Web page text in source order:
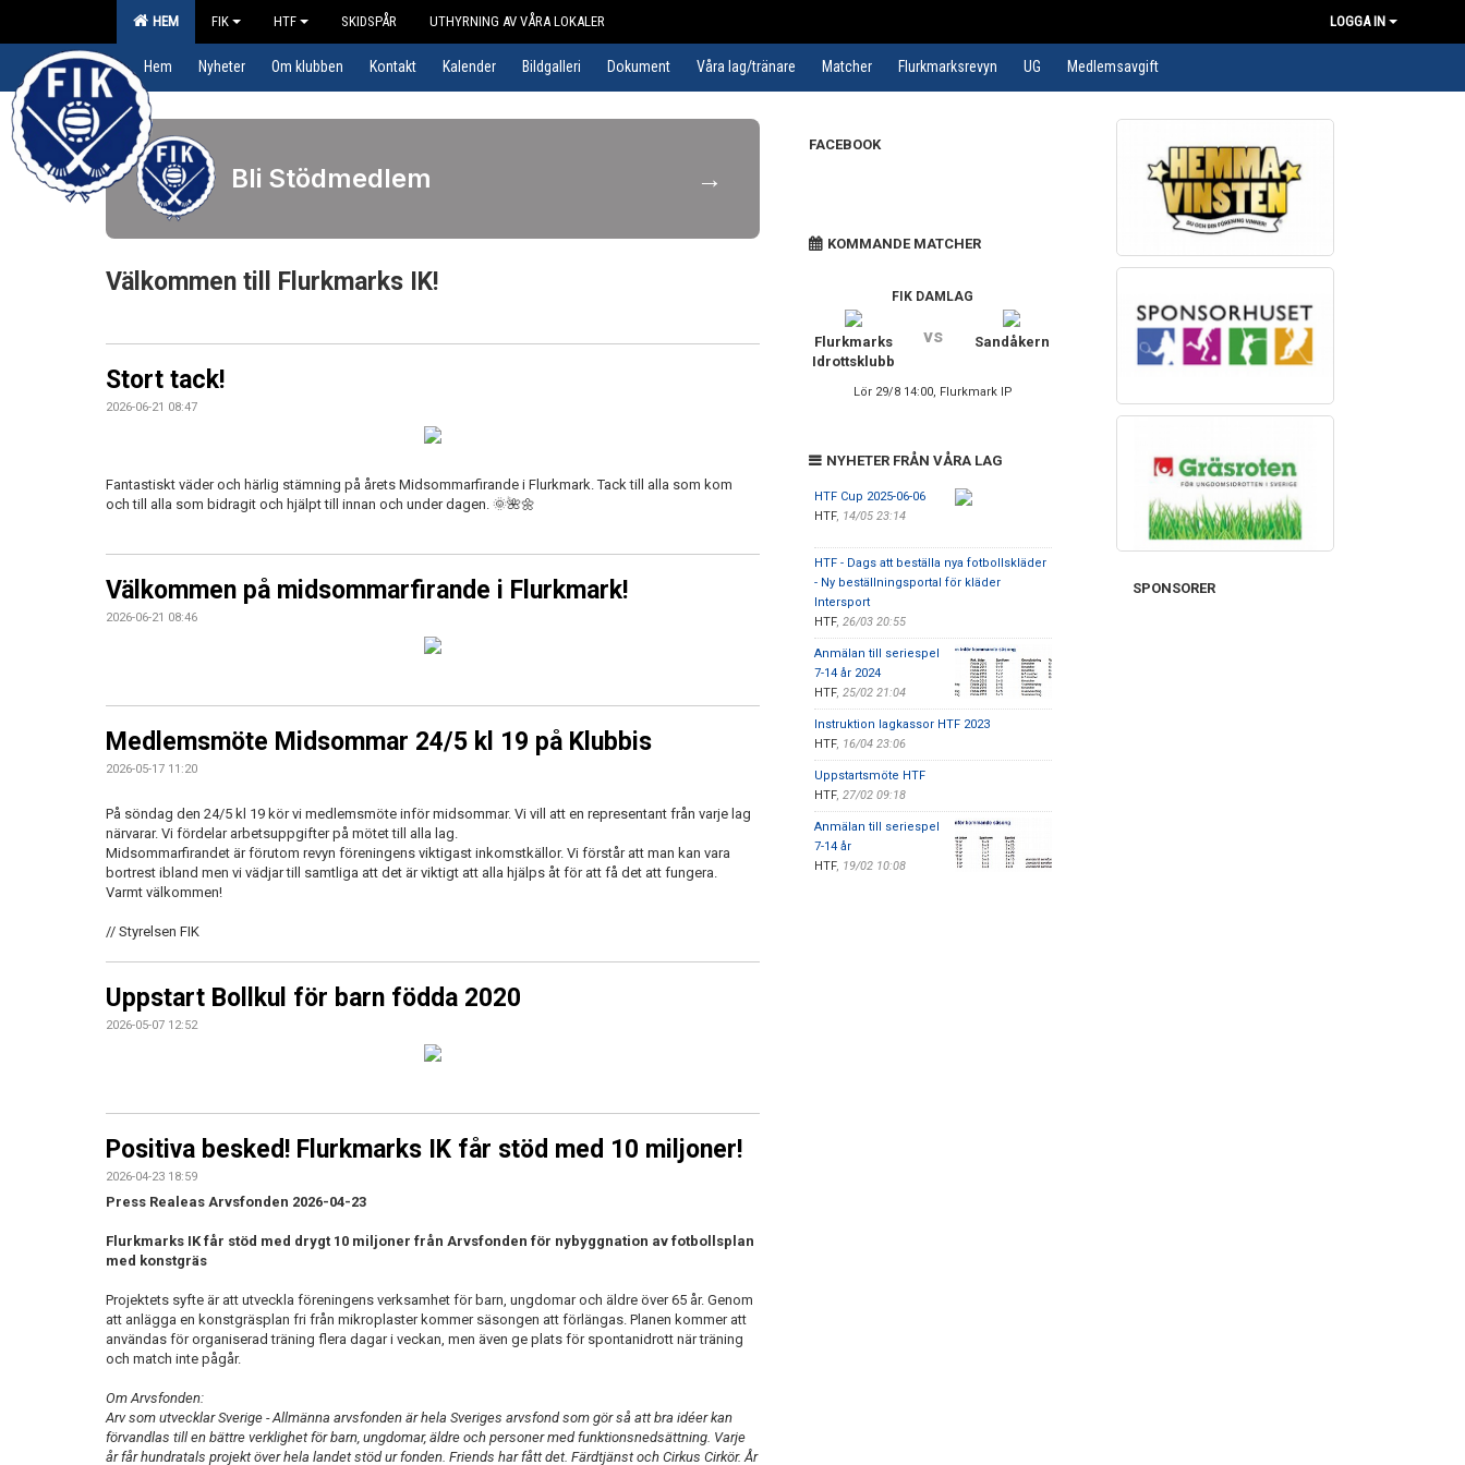
HEM FIK HTF SKIDSPÅR UTHYRNING AV VÅRA LOKALER LOGGA IN
Hem Nyheter Om klubben Kontakt Kalender Bildgalleri Dokument Våra lag/tränare Matcher Flurkmarksrevyn UG Medlemsavgift
Bli Stödmedlem →
Välkommen till Flurkmarks IK!
Stort tack!
2026-06-21 08:47
Fantastiskt väder och härlig stämning på årets Midsommarfirande i Flurkmark. Tack till alla som kom
och till alla som bidragit och hjälpt till innan och under dagen. 🌞🌺🌼
Välkommen på midsommarfirande i Flurkmark!
2026-06-21 08:46
Medlemsmöte Midsommar 24/5 kl 19 på Klubbis
2026-05-17 11:20
På söndag den 24/5 kl 19 kör vi medlemsmöte inför midsommar. Vi vill att en representant från varje lag
närvarar. Vi fördelar arbetsuppgifter på mötet till alla lag.
Midsommarfirandet är förutom revyn föreningens viktigast inkomstkällor. Vi förstår att man kan vara
bortrest ibland men vi vädjar till samtliga att det är viktigt att alla hjälps åt för att få det att fungera.
Varmt välkommen!
// Styrelsen FIK
Uppstart Bollkul för barn födda 2020
2026-05-07 12:52
Positiva besked! Flurkmarks IK får stöd med 10 miljoner!
2026-04-23 18:59
Press Realeas Arvsfonden 2026-04-23
Flurkmarks IK får stöd med drygt 10 miljoner från Arvsfonden för nybyggnation av fotbollsplan
med konstgräs
Projektets syfte är att utveckla föreningens verksamhet för barn, ungdomar och äldre över 65 år. Genom
att anlägga en konstgräsplan fri från mikroplaster kommer säsongen att förlängas. Planen kommer att
användas för organiserad träning flera dagar i veckan, men även ge plats för spontanidrott när träning
och match inte pågår.
Om Arvsfonden:
Arv som utvecklar Sverige - Allmänna arvsfonden är hela Sveriges arvsfond som gör så att bra idéer kan
förvandlas till en bättre verklighet för barn, ungdomar, äldre och personer med funktionsnedsättning. Varje
år får hundratals projekt över hela landet stöd ur fonden. Friends har fått det. Färdtjänst och Cirkus Cirkör. År
FACEBOOK
KOMMANDE MATCHER
FIK DAMLAG
Flurkmarks
Idrottsklubb
vs Sandåkern
Lör 29/8 14:00, Flurkmark IP
NYHETER FRÅN VÅRA LAG
HTF Cup 2025-06-06
HTF, 14/05 23:14
HTF - Dags att beställa nya fotbollskläder
- Ny beställningsportal för kläder
Intersport
HTF, 26/03 20:55
Anmälan till seriespel
7-14 år 2024
HTF, 25/02 21:04
Instruktion lagkassor HTF 2023
HTF, 16/04 23:06
Uppstartsmöte HTF
HTF, 27/02 09:18
Anmälan till seriespel
7-14 år
HTF, 19/02 10:08
SPONSORER